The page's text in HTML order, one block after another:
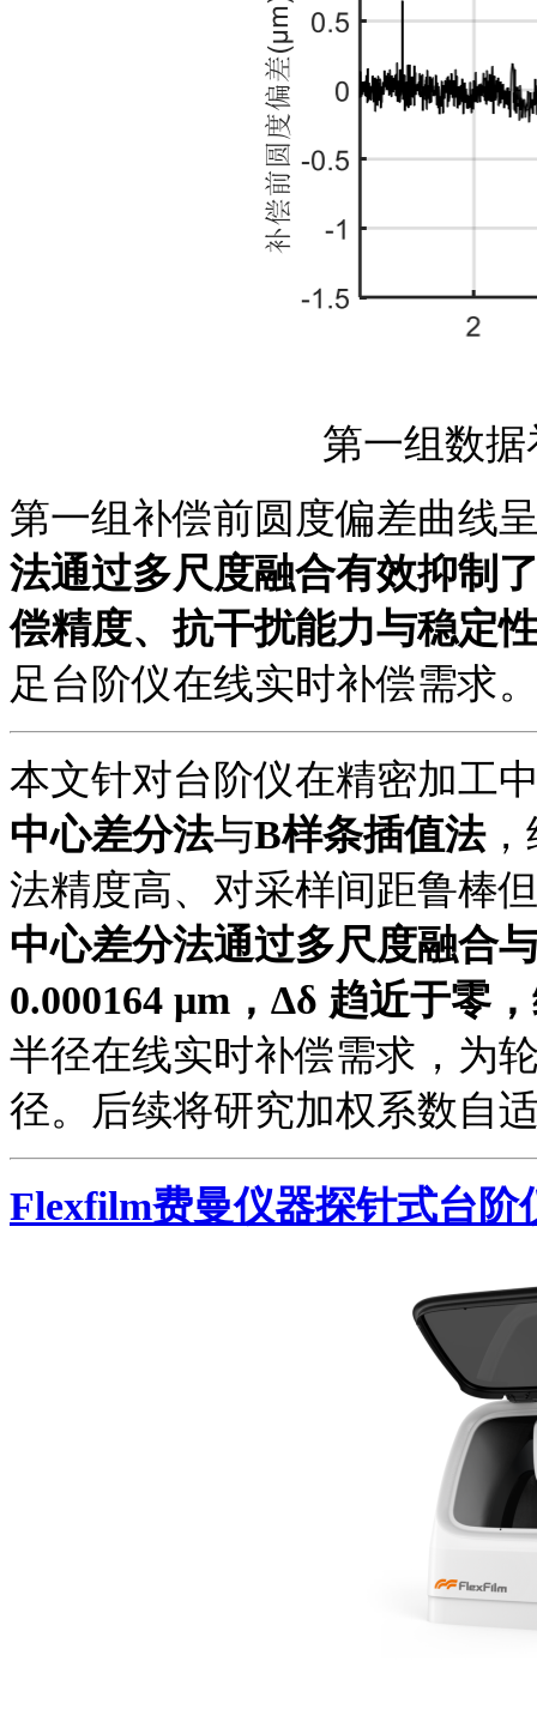
第一组数
第一组补偿前圆度偏差曲线
法通过多尺度融合有效抑制
偿精度、抗干扰能力与稳定
足台阶仪在线实时补偿需求
本文针对台阶仪在精密加工
中心差分法与B样条插值法，
法精度高、对采样间距鲁棒
中心差分法通过多尺度融合
0.000164 μm，∆δ 趋近于零
半径在线实时补偿需求，为
径。后续将研究加权系数自
Flexfilm费曼仪器探针式台阶